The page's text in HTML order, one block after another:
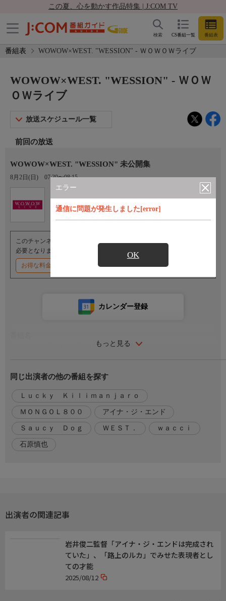
この夏、心を動かす作品特集 | J:COM TV
CS番組一覧 番組表
検索
番組表 WOWOW×WEST. "WESSION" - ＷＯＷＯＷライブ
エラー
通信に問題が発生しました[error]
OK
WOWOW×WEST. "WESSION" - ＷＯＷ
ＯＷライブ
放送スケジュール一覧
前回の放送
WOWOW×WEST. "WESSION" 未公開集
8月2日(日) 07:30〜08:15
このチャンネルのご視聴には、オプションチャンネル(有料)のご契約が
必要となります。
お得な料金割引キャンペーン実施中
もっと見る
カレンダー登録
WOWOW×WEST. "WESSION" 未公開集
【出演】WEST.、MONGOL800、wacci、アイナ・ジ・エンド、
Lucky Kilimanjaro、石原慎也(Saucy Dog)
同じ出演者の他の番組を探す
Ｌｕｃｋｙ Ｋｉｌｉｍａｎｊａｒｏ
ＭＯＮＧＯＬ８００ アイナ・ジ・エンド
Ｓａｕｃｙ Ｄｏｇ ＷＥＳＴ． ｗａｃｃｉ
石原慎也
出演者の関連記事
岩井俊二監督「アイナ・ジ・エンドは完成され
ていた」、「路上のルカ」でみせた表現者とし
ての才能
2025/08/12